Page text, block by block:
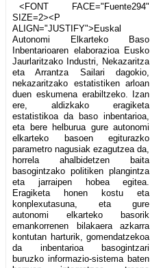
<FONT FACE="Fuente294"
SIZE=2><P
ALIGN="JUSTIFY">Euskal
Autonomi Elkarteko Baso
Inbentarioaren elaborazioa Eusko
Jaurlaritzako Industri, Nekazaritza
eta Arrantza Sailari dagokio,
nekazaritzako estatistiken arloan
duen eskumena erabiltzeko. Izan
ere, aldizkako eragiketa
estatistikoa da baso inbentarioa,
eta bere helburua gure autonomi
elkarteko basoen egiturazko
parametro nagusiak ezagutzea da,
horrela ahalbidetzen baita
basogintzako politiken plangintza
eta jarraipen hobea egitea.
Eragiketa honen kostu eta
konplexutasuna, eta gure
autonomi elkarteko basorik
emankorrenen bilakaera azkarra
kontutan harturik, gomendatzekoa
da inbentarioa basogintzari
buruzko informazio-sistema baten